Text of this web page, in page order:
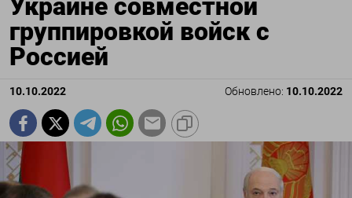
Украине совместной
группировкой войск с
Россией
10.10.2022 Обновлено: 10.10.2022